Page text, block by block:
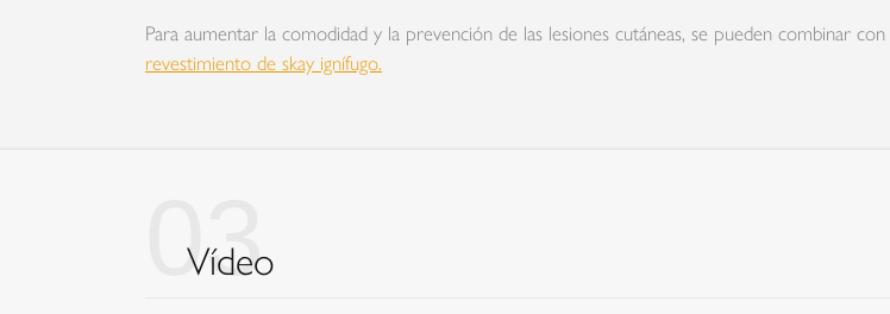
Para aumentar la comodidad y la prevención de las lesiones cutáneas, se pueden combinar con
revestimiento de skay ignífugo.
03
Vídeo